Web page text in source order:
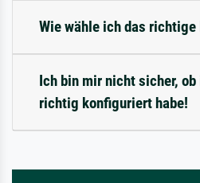
Wie wähle ich das richtige
Ich bin mir nicht sicher,
richtig konfiguriert habe!